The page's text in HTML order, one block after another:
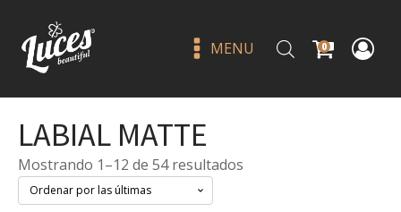
MENU 0
LABIAL MATTE
Mostrando 1–12 de 54 resultados